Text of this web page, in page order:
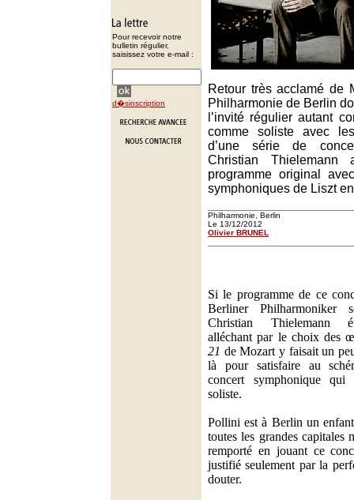
Pour recevoir notre
bulletin régulier,
saisissez votre e-mail :
d�sinscription
Retour très acclamé de
Philharmonie de Berlin
l’invité régulier autant
comme soliste avec
d’une série de
Christian Thielemann
programme original
symphoniques de Liszt
Philharmonie, Berlin
Le 13/12/2012
Olivier BRUNEL
Si le programme de ce
Berliner Philharmoniker
Christian Thielemann
alléchant par le choix des
21 de Mozart y faisait un
là pour satisfaire au
concert symphonique
soliste.
Pollini est à Berlin un
toutes les grandes capitales
remporté en jouant ce
justifié seulement par la
douter.